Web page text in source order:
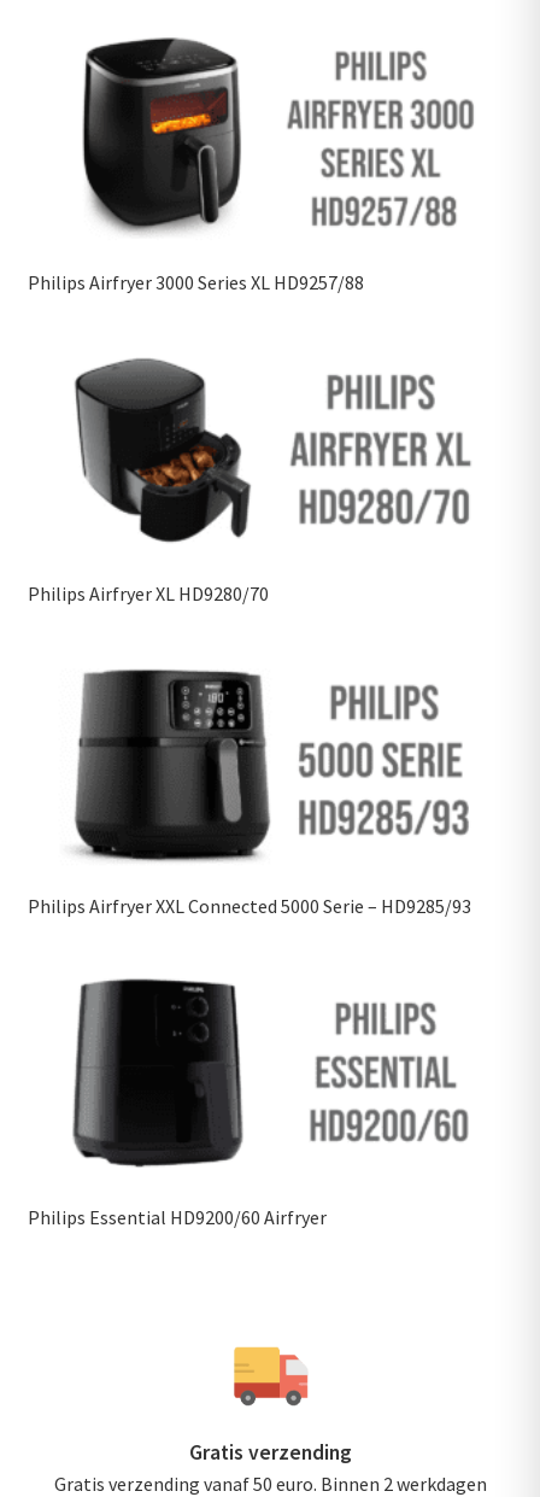
Philips Airfryer 3000 Series XL HD9257/88
Philips Airfryer XL HD9280/70
Philips Airfryer XXL Connected 5000 Serie – HD9285/93
Philips Essential HD9200/60 Airfryer
Gratis verzending
Gratis verzending vanaf 50 euro. Binnen 2 werkdagen